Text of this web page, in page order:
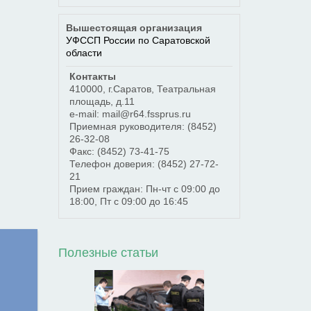
Вышестоящая организация
УФССП России по Саратовской
области
Контакты
410000, г.Саратов, Театральная
площадь, д.11
e-mail: mail@r64.fssprus.ru
Приемная руководителя: (8452)
26-32-08
Факс: (8452) 73-41-75
Телефон доверия: (8452) 27-72-
21
Прием граждан: Пн-чт с 09:00 до
18:00, Пт с 09:00 до 16:45
Полезные статьи